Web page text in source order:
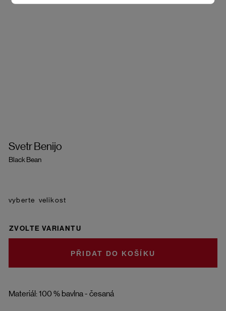
Svetr Benijo
Black Bean
Materiál: 100 % bavlna - česaná
velikost
ZVOLTE VARIANTU
DO KOŠÍKU